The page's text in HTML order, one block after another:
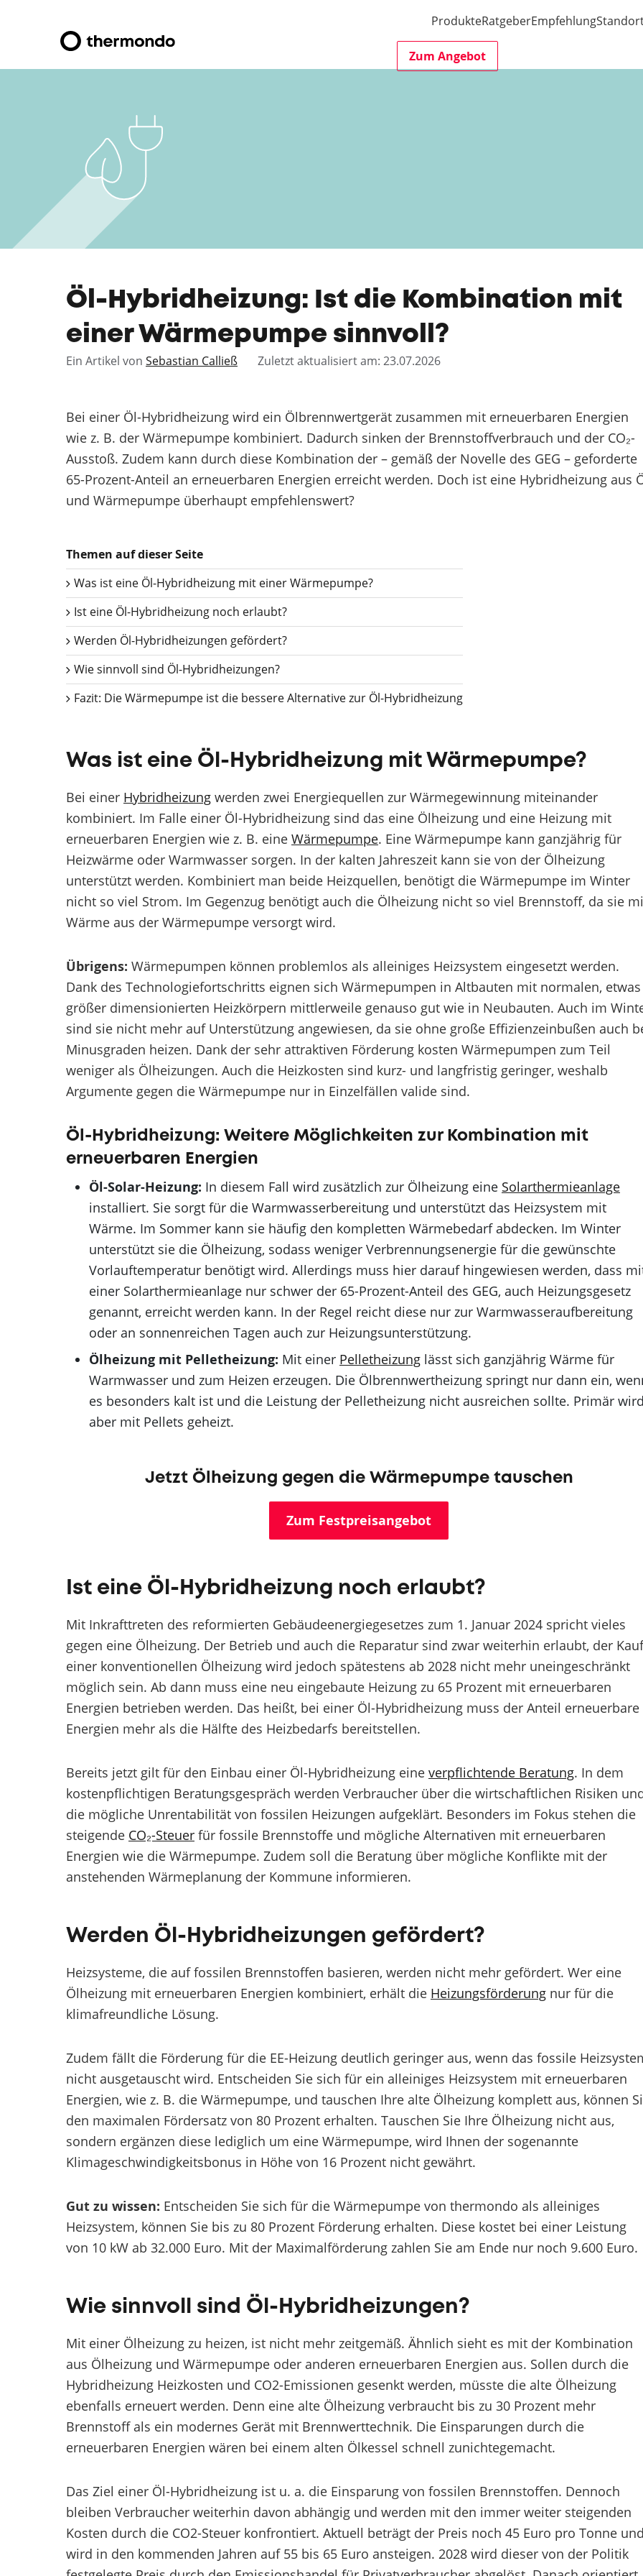
ProdukteRatgeberEmpfehlung
Zum Angebot
Öl-Hybridheizung: Ist die Kombination mit
einer Wärmepumpe sinnvoll?
Ein Artikel von Sebastian Calließ Zuletzt aktualisiert am: 23.07.2026
Bei einer Öl-Hybridheizung wird ein Ölbrennwertgerät zusammen mit erneuerbaren Energien
wie z. B. der Wärmepumpe kombiniert. Dadurch sinken der Brennstoffverbrauch und der CO₂-
Ausstoß. Zudem kann durch diese Kombination der – gemäß der Novelle des GEG – geforderte
65-Prozent-Anteil an erneuerbaren Energien erreicht werden. Doch ist eine Hybridheizung aus
und Wärmepumpe überhaupt empfehlenswert?
Themen auf dieser Seite
Was ist eine Öl-Hybridheizung mit einer Wärmepumpe?
Ist eine Öl-Hybridheizung noch erlaubt?
Werden Öl-Hybridheizungen gefördert?
Wie sinnvoll sind Öl-Hybridheizungen?
Fazit: Die Wärmepumpe ist die bessere Alternative zur Öl-Hybridheizung
Was ist eine Öl-Hybridheizung mit Wärmepumpe?
Bei einer Hybridheizung werden zwei Energiequellen zur Wärmegewinnung miteinander
kombiniert. Im Falle einer Öl-Hybridheizung sind das eine Ölheizung und eine Heizung mit
erneuerbaren Energien wie z. B. eine Wärmepumpe. Eine Wärmepumpe kann ganzjährig für
Heizwärme oder Warmwasser sorgen. In der kalten Jahreszeit kann sie von der Ölheizung
unterstützt werden. Kombiniert man beide Heizquellen, benötigt die Wärmepumpe im Winter
nicht so viel Strom. Im Gegenzug benötigt auch die Ölheizung nicht so viel Brennstoff, da sie
Wärme aus der Wärmepumpe versorgt wird.
Übrigens: Wärmepumpen können problemlos als alleiniges Heizsystem eingesetzt werden.
Dank des Technologiefortschritts eignen sich Wärmepumpen in Altbauten mit normalen, etwas
größer dimensionierten Heizkörpern mittlerweile genauso gut wie in Neubauten. Auch im
sind sie nicht mehr auf Unterstützung angewiesen, da sie ohne große Effizienzeinbußen auch
Minusgraden heizen. Dank der sehr attraktiven Förderung kosten Wärmepumpen zum Teil
weniger als Ölheizungen. Auch die Heizkosten sind kurz- und langfristig geringer, weshalb
Argumente gegen die Wärmepumpe nur in Einzelfällen valide sind.
Öl-Hybridheizung: Weitere Möglichkeiten zur Kombination mit
erneuerbaren Energien
Öl-Solar-Heizung: In diesem Fall wird zusätzlich zur Ölheizung eine Solarthermieanlage
installiert. Sie sorgt für die Warmwasserbereitung und unterstützt das Heizsystem mit
Wärme. Im Sommer kann sie häufig den kompletten Wärmebedarf abdecken. Im Winter
unterstützt sie die Ölheizung, sodass weniger Verbrennungsenergie für die gewünschte
Vorlauftemperatur benötigt wird. Allerdings muss hier darauf hingewiesen werden, dass
einer Solarthermieanlage nur schwer der 65-Prozent-Anteil des GEG, auch Heizungsgesetz
genannt, erreicht werden kann. In der Regel reicht diese nur zur Warmwasseraufbereitung
oder an sonnenreichen Tagen auch zur Heizungsunterstützung.
Ölheizung mit Pelletheizung: Mit einer Pelletheizung lässt sich ganzjährig Wärme für
Warmwasser und zum Heizen erzeugen. Die Ölbrennwertheizung springt nur dann ein,
es besonders kalt ist und die Leistung der Pelletheizung nicht ausreichen sollte. Primär
aber mit Pellets geheizt.
Jetzt Ölheizung gegen die Wärmepumpe tauschen
Zum Festpreisangebot
Ist eine Öl-Hybridheizung noch erlaubt?
Mit Inkrafttreten des reformierten Gebäudeenergiegesetzes zum 1. Januar 2024 spricht vieles
gegen eine Ölheizung. Der Betrieb und auch die Reparatur sind zwar weiterhin erlaubt, der Kauf
einer konventionellen Ölheizung wird jedoch spätestens ab 2028 nicht mehr uneingeschränkt
möglich sein. Ab dann muss eine neu eingebaute Heizung zu 65 Prozent mit erneuerbaren
Energien betrieben werden. Das heißt, bei einer Öl-Hybridheizung muss der Anteil erneuerbare
Energien mehr als die Hälfte des Heizbedarfs bereitstellen.
Bereits jetzt gilt für den Einbau einer Öl-Hybridheizung eine verpflichtende Beratung. In dem
kostenpflichtigen Beratungsgespräch werden Verbraucher über die wirtschaftlichen Risiken
die mögliche Unrentabilität von fossilen Heizungen aufgeklärt. Besonders im Fokus stehen die
steigende CO₂-Steuer für fossile Brennstoffe und mögliche Alternativen mit erneuerbaren
Energien wie die Wärmepumpe. Zudem soll die Beratung über mögliche Konflikte mit der
anstehenden Wärmeplanung der Kommune informieren.
Werden Öl-Hybridheizungen gefördert?
Heizsysteme, die auf fossilen Brennstoffen basieren, werden nicht mehr gefördert. Wer eine
Ölheizung mit erneuerbaren Energien kombiniert, erhält die Heizungsförderung nur für die
klimafreundliche Lösung.
Zudem fällt die Förderung für die EE-Heizung deutlich geringer aus, wenn das fossile
nicht ausgetauscht wird. Entscheiden Sie sich für ein alleiniges Heizsystem mit erneuerbaren
Energien, wie z. B. die Wärmepumpe, und tauschen Ihre alte Ölheizung komplett aus, können
den maximalen Fördersatz von 80 Prozent erhalten. Tauschen Sie Ihre Ölheizung nicht aus,
sondern ergänzen diese lediglich um eine Wärmepumpe, wird Ihnen der sogenannte
Klimageschwindigkeitsbonus in Höhe von 16 Prozent nicht gewährt.
Gut zu wissen: Entscheiden Sie sich für die Wärmepumpe von thermondo als alleiniges
Heizsystem, können Sie bis zu 80 Prozent Förderung erhalten. Diese kostet bei einer Leistung
von 10 kW ab 32.000 Euro. Mit der Maximalförderung zahlen Sie am Ende nur noch 9.600 Euro.
Wie sinnvoll sind Öl-Hybridheizungen?
Mit einer Ölheizung zu heizen, ist nicht mehr zeitgemäß. Ähnlich sieht es mit der Kombination
aus Ölheizung und Wärmepumpe oder anderen erneuerbaren Energien aus. Sollen durch die
Hybridheizung Heizkosten und CO2-Emissionen gesenkt werden, müsste die alte Ölheizung
ebenfalls erneuert werden. Denn eine alte Ölheizung verbraucht bis zu 30 Prozent mehr
Brennstoff als ein modernes Gerät mit Brennwerttechnik. Die Einsparungen durch die
erneuerbaren Energien wären bei einem alten Ölkessel schnell zunichtegemacht.
Das Ziel einer Öl-Hybridheizung ist u. a. die Einsparung von fossilen Brennstoffen. Dennoch
bleiben Verbraucher weiterhin davon abhängig und werden mit den immer weiter steigenden
Kosten durch die CO2-Steuer konfrontiert. Aktuell beträgt der Preis noch 45 Euro pro Tonne
wird in den kommenden Jahren auf 55 bis 65 Euro ansteigen. 2028 wird dieser von der Politik